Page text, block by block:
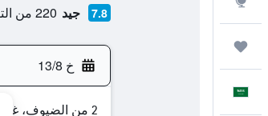
7.8 جيد 220 من التقييمات تم التحقق منها
خ 13/8
2 من الضيوف، غرفة واحدة